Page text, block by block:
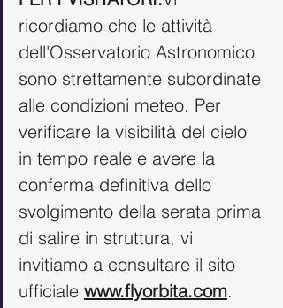
ricordiamo che le attività
dell'Osservatorio Astronomico
sono strettamente subordinate
alle condizioni meteo. Per
verificare la visibilità del cielo
in tempo reale e avere la
conferma definitiva dello
svolgimento della serata prima
di salire in struttura, vi
invitiamo a consultare il sito
ufficiale www.flyorbita.com.